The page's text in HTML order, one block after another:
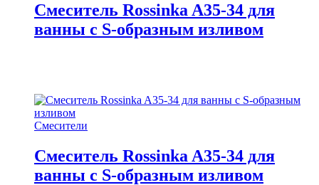
Смеситель Rossinka A35-34 для
ванны с S-образным изливом
Смесители
Смеситель Rossinka A35-34 для
ванны с S-образным изливом